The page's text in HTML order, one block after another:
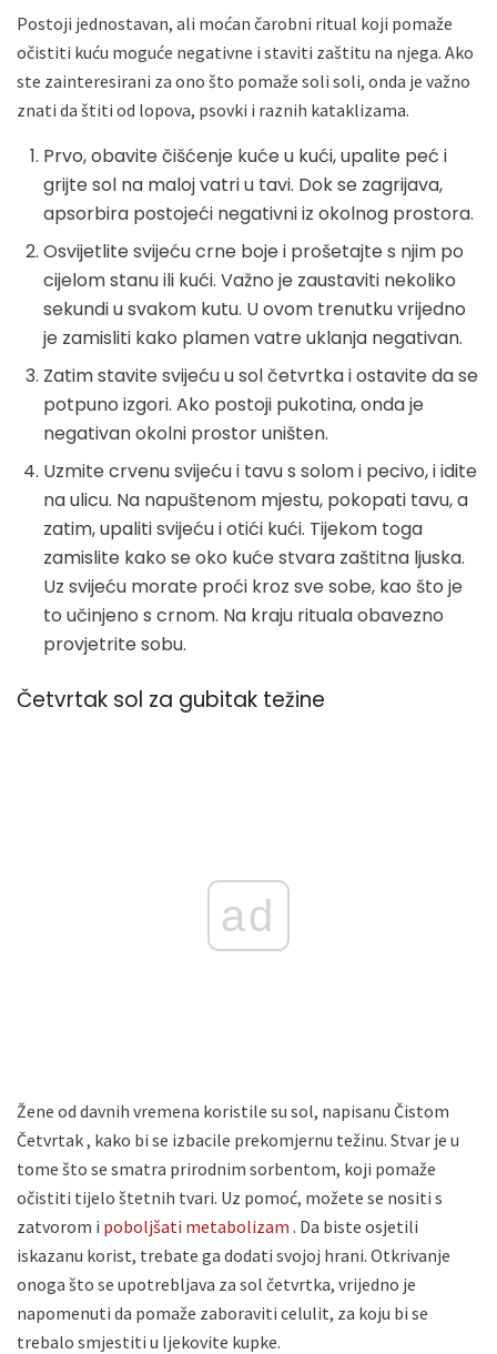
Postoji jednostavan, ali moćan čarobni ritual koji pomaže
očistiti kuću moguće negativne i staviti zaštitu na njega. Ako
ste zainteresirani za ono što pomaže soli soli, onda je važno
znati da štiti od lopova, psovki i raznih kataklizama.
Prvo, obavite čišćenje kuće u kući, upalite peć i
grijte sol na maloj vatri u tavi. Dok se zagrijava,
apsorbira postojeći negativni iz okolnog prostora.
Osvijetlite svijeću crne boje i prošetajte s njim po
cijelom stanu ili kući. Važno je zaustaviti nekoliko
sekundi u svakom kutu. U ovom trenutku vrijedno
je zamisliti kako plamen vatre uklanja negativan.
Zatim stavite svijeću u sol četvrtka i ostavite da se
potpuno izgori. Ako postoji pukotina, onda je
negativan okolni prostor uništen.
Uzmite crvenu svijeću i tavu s solom i pecivo, i idite
na ulicu. Na napuštenom mjestu, pokopati tavu, a
zatim, upaliti svijeću i otići kući. Tijekom toga
zamislite kako se oko kuće stvara zaštitna ljuska.
Uz svijeću morate proći kroz sve sobe, kao što je
to učinjeno s crnom. Na kraju rituala obavezno
provjetrite sobu.
Četvrtak sol za gubitak težine
ad
Žene od davnih vremena koristile su sol, napisanu Čistom
Četvrtak , kako bi se izbacile prekomjernu težinu. Stvar je u
tome što se smatra prirodnim sorbentom, koji pomaže
očistiti tijelo štetnih tvari. Uz pomoć, možete se nositi s
zatvorom i poboljšati metabolizam . Da biste osjetili
iskazanu korist, trebate ga dodati svojoj hrani. Otkrivanje
onoga što se upotrebljava za sol četvrtka, vrijedno je
napomenuti da pomaže zaboraviti celulit, za koju bi se
trebalo smjestiti u ljekovite kupke.